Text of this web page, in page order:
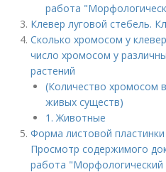
работа
Клевер луговой стебель.
Сколько хромосом у
число хромосом у
растений
(Количество хромосом
живых существ)
1. Животные
Форма листовой пластинки
Просмотр содержимого
работа "Морфологический